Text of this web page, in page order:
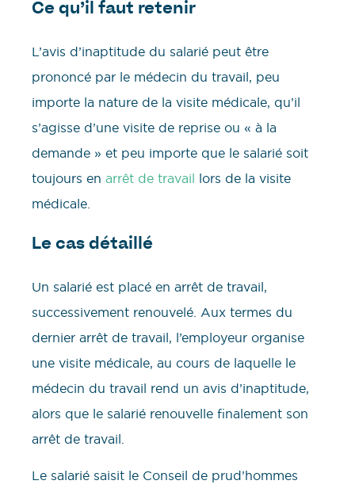
Ce qu’il faut retenir
L’avis d’inaptitude du salarié peut être
prononcé par le médecin du travail, peu
importe la nature de la visite médicale, qu’il
s’agisse d’une visite de reprise ou « à la
demande » et peu importe que le salarié soit
toujours en arrêt de travail lors de la visite
médicale.
Le cas détaillé
Un salarié est placé en arrêt de travail,
successivement renouvelé. Aux termes du
dernier arrêt de travail, l’employeur organise
une visite médicale, au cours de laquelle le
médecin du travail rend un avis d’inaptitude,
alors que le salarié renouvelle finalement son
arrêt de travail.
Le salarié saisit le Conseil de prud’hommes